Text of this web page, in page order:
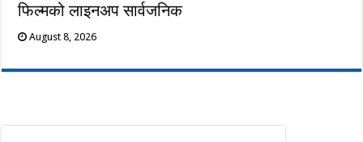
फिल्मको लाइनअप सार्वजनिक
August 8, 2026